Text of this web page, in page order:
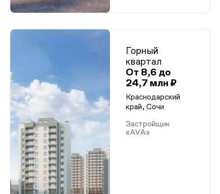
Горный
квартал
От 8,6 до
24,7 млн ₽
Краснодарский
край, Сочи
Застройщик
«AVA»